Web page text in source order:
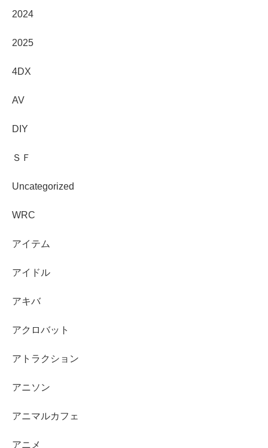
2024
2025
4DX
AV
DIY
ＳＦ
Uncategorized
WRC
アイテム
アイドル
アキバ
アクロバット
アトラクション
アニソン
アニマルカフェ
アニメ